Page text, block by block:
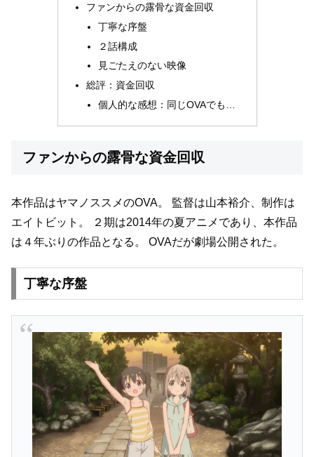
ファンからの露骨な資金回収
丁寧な序盤
２話構成
見ごたえのない映像
総評：資金回収
個人的な感想：同じOVAでも…
ファンからの露骨な資金回収
本作品はヤマノススメのOVA。
監督は山本裕介、制作は
エイトビット。
２期は2014年の夏アニメであり、本作品
は４年ぶりの作品となる。
OVAだが劇場公開された。
丁寧な序盤